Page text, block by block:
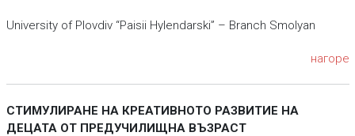
University of Plovdiv “Paisii Hylendarski” – Branch Smolyan
нагоре
СТИМУЛИРАНЕ НА КРЕАТИВНОТО РАЗВИТИЕ НА
ДЕЦАТА ОТ ПРЕДУЧИЛИЩНА ВЪЗРАСТ